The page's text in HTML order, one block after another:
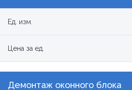
Ед. изм.
Цена за ед.
Демонтаж оконного блока